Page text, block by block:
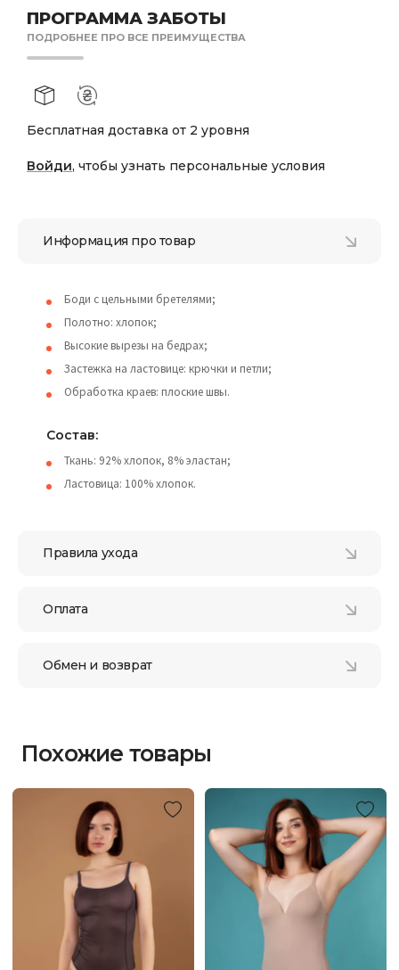
ПРОГРАММА ЗАБОТЫ
ПОДРОБНЕЕ ПРО ВСЕ ПРЕИМУЩЕСТВА
Бесплатная доставка от 2 уровня
Войди, чтобы узнать персональные условия
Информация про товар
Боди с цельными бретелями;
Полотно: хлопок;
Высокие вырезы на бедрах;
Застежка на ластовице: крючки и петли;
Обработка краев: плоские швы.
Состав:
Ткань: 92% хлопок, 8% эластан;
Ластовица: 100% хлопок.
Правила ухода
Оплата
Обмен и возврат
Похожие товары